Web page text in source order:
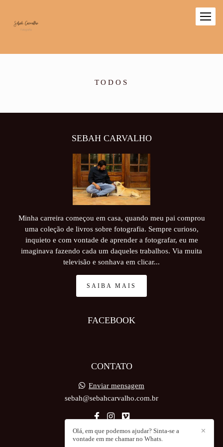
TODOS
SEBAH CARVALHO
Minha carreira começou em casa, quando meu pai comprou
uma coleção de livros sobre fotografia. Sempre curioso,
inquieto e com vontade de aprender a fotografar, eu me
imaginava fazendo cada um daqueles trabalhos. Via muita
televisão e sonhava em clicar...
SAIBA MAIS
FACEBOOK
CONTATO
Enviar mensagem
sebah@sebahcarvalho.com.br
✕
Olá, em que podemos ajudar? Sinta-se a
vontade em me chamar no Whats.